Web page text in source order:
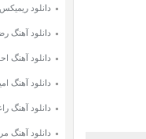
دانلود
دانلود آهنگ
دانلود آهنگ
دانلود آهنگ
دانلود آهنگ
دانلود آهنگ